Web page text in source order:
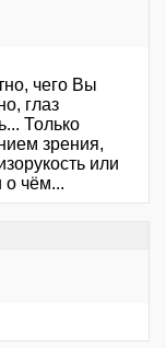
чего Вы
глаз
Только
зрения,
или
о чём...